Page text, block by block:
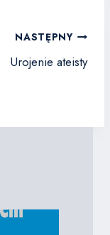
NASTĘPNY
Urojenie ateisty